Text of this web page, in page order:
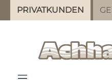
Zum Hauptinhalt
PRIVATKUNDEN